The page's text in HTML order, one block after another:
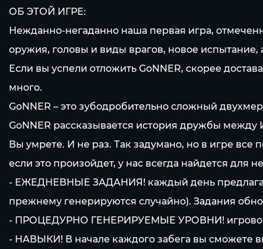
ОБ ЭТОЙ ИГРЕ:
Нежданно-негаданно наша первая игра,
оружия, головы и виды врагов, новое
Если вы успели отложить GoNNER, скорее
много.
GoNNER – это зубодробительно сложный
GoNNER рассказывается история дружбы
Вы умрете. И не раз. Так задумано, но в игре все
если это произойдет, у нас всегда найдется для
- ЕЖЕДНЕВНЫЕ ЗАДАНИЯ! каждый день
прежнему генерируются случайно). Задания
- ПРОЦЕДУРНО ГЕНЕРИРУЕМЫЕ УРОВНИ! игровой
- НАВЫКИ! В начале каждого забега вы сможете